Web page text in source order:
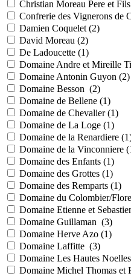
Christian Moreau Pere et
Confrerie des Vignerons de
Damien Coquelet (2)
David Moreau (2)
De Ladoucette (1)
Domaine Andre et Mireille
Domaine Antonin Guyon (2)
Domaine Besson (2)
Domaine de Bellene (1)
Domaine de Chevalier (1)
Domaine de La Loge (1)
Domaine de la Renardiere (1
Domaine de la Vinconniere (
Domaine des Enfants (1)
Domaine des Grottes (1)
Domaine des Remparts (1)
Domaine du Colombier/
Domaine Etienne et
Domaine Guillaman (3)
Domaine Herve Azo (1)
Domaine Laffitte (3)
Domaine Les Hautes
Domaine Michel Thomas et